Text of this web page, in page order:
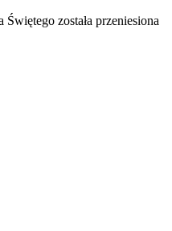
została przeniesiona